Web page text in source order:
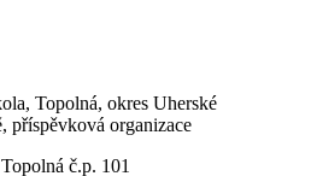
Topolná, okres Uherské
příspěvková organizace
Topolná č.p. 101